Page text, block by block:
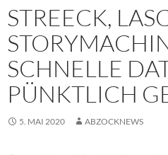
STREECK,
SCHNELLE
PÜNKTLICH
5. MAI 2020 ABZOCKNEWS